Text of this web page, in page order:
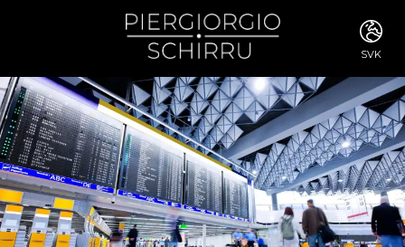
SVK
ITA
ENG
FRA
DEU
ESP
RUS
CHI
JPN
SVE